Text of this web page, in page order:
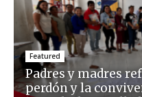
Featured
Padres y madres
perdón y la